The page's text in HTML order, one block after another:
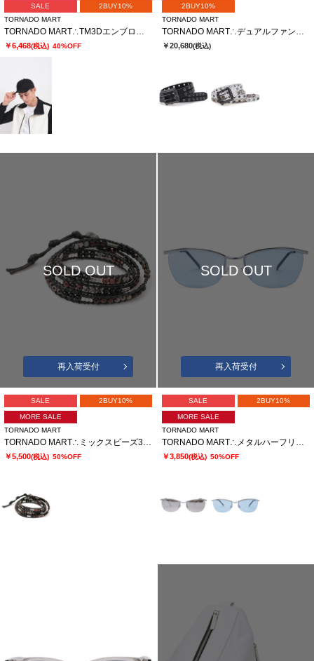
SALE
2BUY10%
TORNADO MART
￥6,468(税込) 40%OFF
2BUY10%
TORNADO MART
￥20,680(税込)
SOLD OUT
再入荷受付
SALE 2BUY10%
MORE SALE
TORNADO MART
TORNADO MART∴ミックスビーズ3連ラップブレスレット
￥5,500(税込) 50%OFF
SOLD OUT
再入荷受付
SALE 2BUY10%
MORE SALE
TORNADO MART
TORNADO MART∴メタルハーフリムサングラス
￥3,850(税込) 50%OFF